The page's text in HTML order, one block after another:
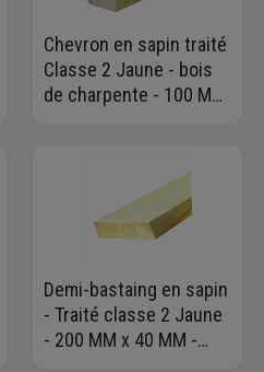
Chevron en sapin traité
Classe 2 Jaune - bois
de charpente - 100 MM
Demi-bastaing en sapin
- Traité classe 2 Jaune
- 200 MM x 40 MM -